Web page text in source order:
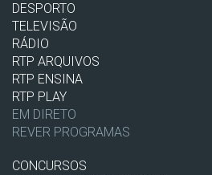
DESPORTO
TELEVISÃO
RÁDIO
RTP ARQUIVOS
RTP ENSINA
RTP PLAY
EM DIRETO
REVER PROGRAMAS
CONCURSOS